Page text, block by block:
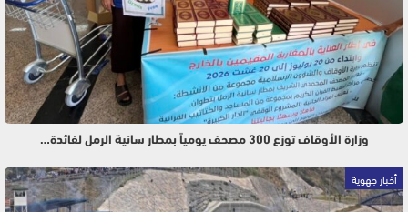
وزارة الأوقاف توزع 300 مصحف يومياً بمطار سانية الرمل لفائدة…
أخبار جهوية